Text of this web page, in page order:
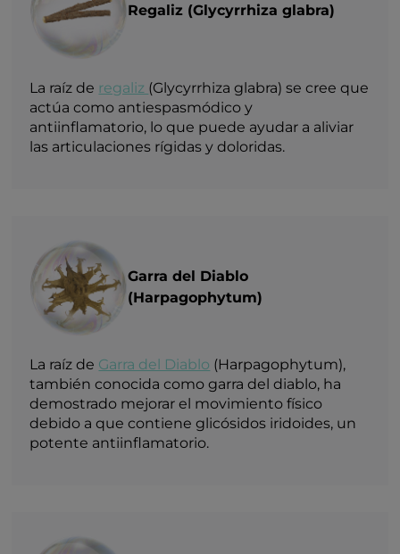
Regaliz (Glycyrrhiza glabra)
La raíz de regaliz (Glycyrrhiza glabra) se cree que
actúa como antiespasmódico y
antiinflamatorio, lo que puede ayudar a aliviar
las articulaciones rígidas y doloridas.
Garra del Diablo
(Harpagophytum)
La raíz de Garra del Diablo (Harpagophytum),
también conocida como garra del diablo, ha
demostrado mejorar el movimiento físico
debido a que contiene glicósidos iridoides, un
potente antiinflamatorio.